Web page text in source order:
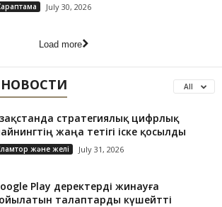
July 30, 2026
Load more
All
стратегиялық цифрлық
жаңа тетігі іске қосылды
және желі July 31, 2026
Play деректерді жинауға
талаптарды күшейтті